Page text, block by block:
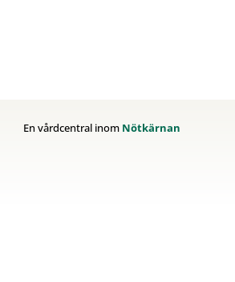
En vårdcentral inom Nötkärnan